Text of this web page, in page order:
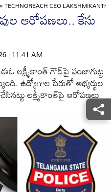
»TECHNOREACH CEO
ఆరోపణలు.. కేసు
| 11:41 AM
లక్ష్మీకాంత్ గౌడ్‌పై పంజాగుట్ట
ఉద్యోగాల పేరుతో అభ్యర్థుల
లక్ష్మీకాంత్‌పై ఆరోపణలు